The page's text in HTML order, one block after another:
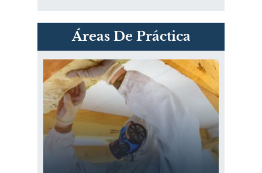
Áreas De Práctica
PVC Cloruro de polivinilo
Exposición